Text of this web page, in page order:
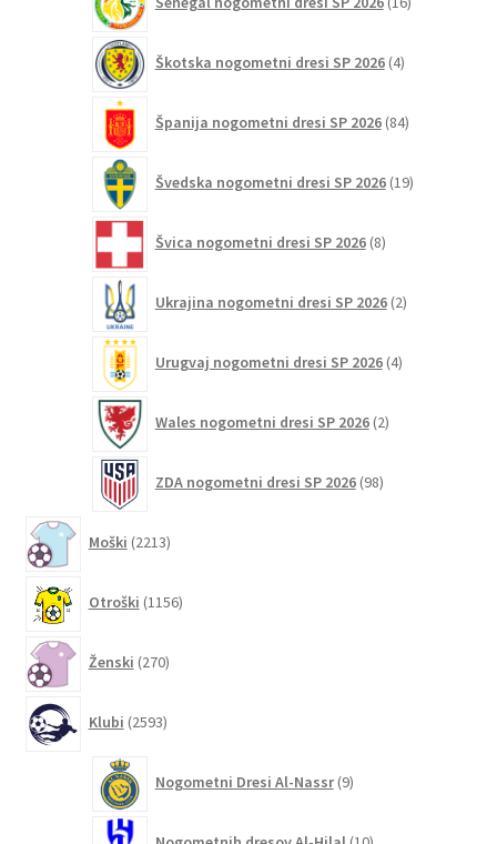
izdelkov
Škotska nogometni dresi SP 2026 4izdelki
Španija nogometni dresi SP 2026 84izdelkov
Švedska nogometni dresi SP 2026 19izdelkov
Švica nogometni dresi SP 2026 8izdelkov
Ukrajina nogometni dresi SP 2026 2izdelka
Urugvaj nogometni dresi SP 2026 4izdelki
Wales nogometni dresi SP 2026 2izdelka
ZDA nogometni dresi SP 2026 98izdelkov
Moški 2213izdelkov
Otroški 1156izdelkov
Ženski 270izdelkov
Klubi 2593izdelkov
Nogometni Dresi Al-Nassr 9izdelkov